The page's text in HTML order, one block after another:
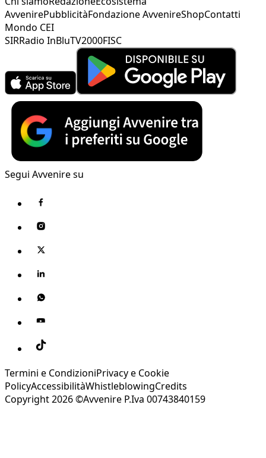
AvvenirePubblicitàFondazione AvvenireShopContatti
Mondo CEI
SIRRadio InBluTV2000FISC
Segui Avvenire su
Termini e CondizioniPrivacy e Cookie
PolicyAccessibilitàWhistleblowingCredits
Copyright 2026 ©Avvenire P.Iva 00743840159